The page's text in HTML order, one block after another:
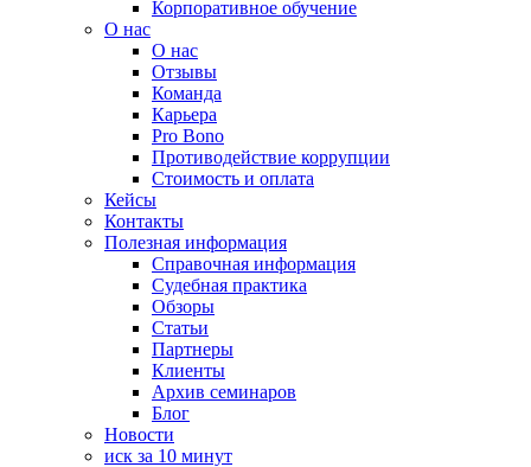
Корпоративное обучение
О нас
О нас
Отзывы
Команда
Карьера
Pro Bono
Противодействие коррупции
Стоимость и оплата
Кейсы
Контакты
Полезная информация
Справочная информация
Судебная практика
Обзоры
Статьи
Партнеры
Клиенты
Архив семинаров
Блог
Новости
иск за 10 минут